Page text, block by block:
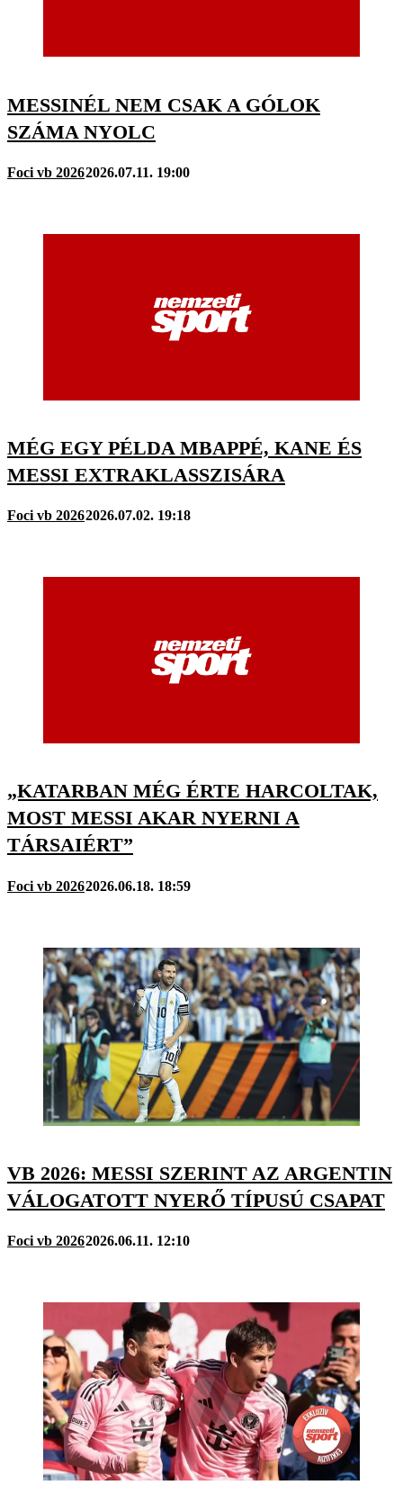
MESSINÉL NEM CSAK A GÓLOK
SZÁMA NYOLC
Foci vb 20262026.07.11. 19:00
MÉG EGY PÉLDA MBAPPÉ, KANE ÉS
MESSI EXTRAKLASSZISÁRA
Foci vb 20262026.07.02. 19:18
„KATARBAN MÉG ÉRTE HARCOLTAK,
MOST MESSI AKAR NYERNI A
TÁRSAIÉRT”
Foci vb 20262026.06.18. 18:59
VB 2026: MESSI SZERINT AZ ARGENTIN
VÁLOGATOTT NYERŐ TÍPUSÚ CSAPAT
Foci vb 20262026.06.11. 12:10